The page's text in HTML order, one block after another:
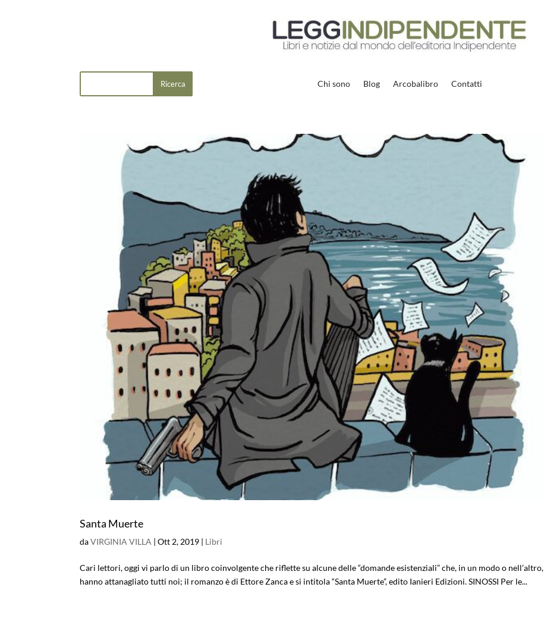
Chi sono Blog Arcobalibro Contatti
Santa Muerte
daVIRGINIA VILLA |Ott 2, 2019 | Libri
Cari lettori, oggi vi parlo di un libro coinvolgente che riflette su alcune delle “domande esistenziali” che, in un modo o nell’altro,
hanno attanagliato tutti noi; il romanzo è di Ettore Zanca e si intitola “Santa Muerte”, edito Ianieri Edizioni. SINOSSI Per le...